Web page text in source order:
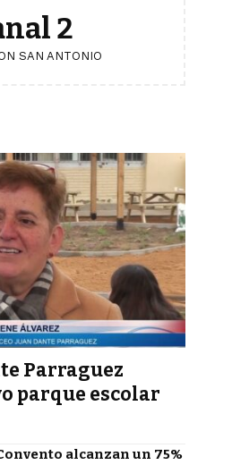
2
SAN ANTONIO
Parraguez
parque escolar
alcanzan un 75%